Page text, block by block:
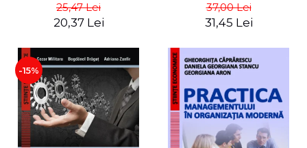
25,47 Lei
20,37 Lei
37,00 Lei
31,45 Lei
-15%